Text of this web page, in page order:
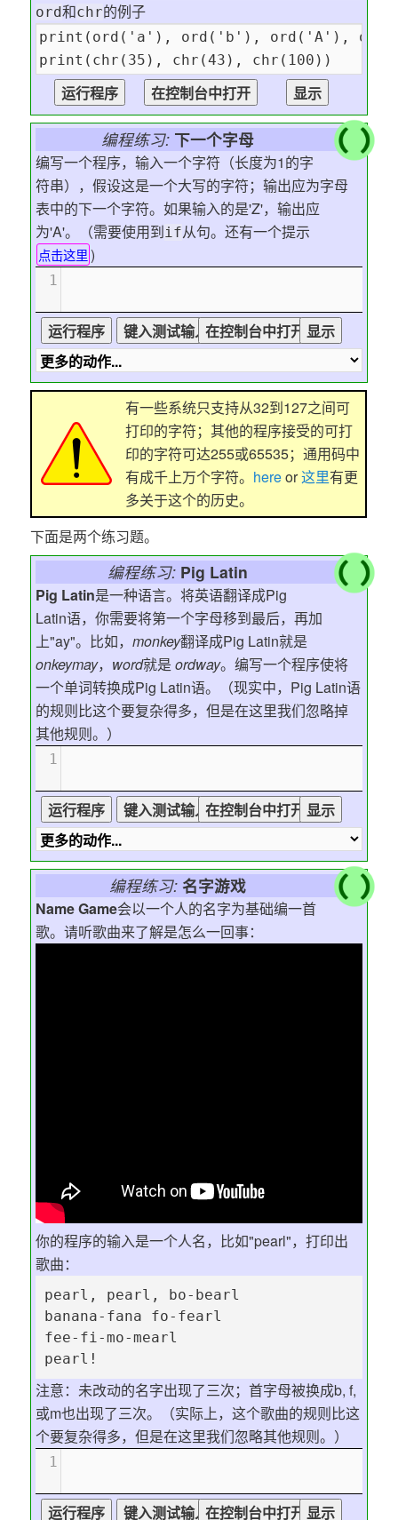
ord和chr的例子
编程练习: 下一个字母
编写一个程序，输入一个字符（长度为1的字
符串），假设这是一个大写的字符；输出应为字母
表中的下一个字符。如果输入的是'Z'，输出应
为'A'。（需要使用到if从句。还有一个提示
点击这里)
1
有一些系统只支持从32到127之间可
打印的字符；其他的程序接受的可打
印的字符可达255或65535；通用码中
有成千上万个字符。 hereor这里有更
多关于这个的历史。
下面是两个练习题。
编程练习: Pig Latin
Pig Latin是一种语言。将英语翻译成Pig
Latin语，你需要将第一个字母移到最后，再加
上"ay"。比如，monkey翻译成Pig Latin就是
onkeymay， word就是ordway。编写一个程序使将
一个单词转换成Pig Latin语。（现实中，Pig Latin语
的规则比这个要复杂得多，但是在这里我们忽略掉
其他规则。）
1
编程练习: 名字游戏
Name Game会以一个人的名字为基础编一首
歌。请听歌曲来了解是怎么一回事：
你的程序的输入是一个人名，比如"pearl"，打印出
歌曲：
pearl, pearl, bo-bearl
banana-fana fo-fearl
fee-fi-mo-mearl
pearl!
注意：未改动的名字出现了三次；首字母被换成b, f,
或m也出现了三次。（实际上，这个歌曲的规则比这
个要复杂得多，但是在这里我们忽略其他规则。）
1